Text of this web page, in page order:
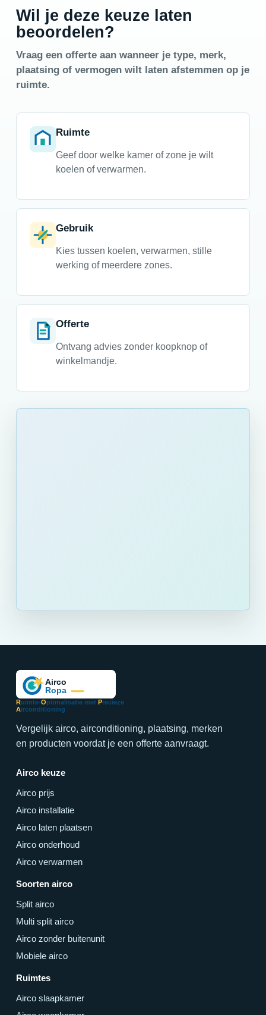
Wil je deze keuze laten
beoordelen?
Vraag een offerte aan wanneer je type, merk,
plaatsing of vermogen wilt laten afstemmen op je
ruimte.
Ruimte
Geef door welke kamer of zone je wilt
koelen of verwarmen.
Gebruik
Kies tussen koelen, verwarmen, stille
werking of meerdere zones.
Offerte
Ontvang advies zonder koopknop of
winkelmandje.
Ruimte-Optimalisatie met Precieze
Airconditioning
Vergelijk airco, airconditioning, plaatsing, merken
en producten voordat je een offerte aanvraagt.
Airco keuze
Airco prijs
Airco installatie
Airco laten plaatsen
Airco onderhoud
Airco verwarmen
Soorten airco
Split airco
Multi split airco
Airco zonder buitenunit
Mobiele airco
Ruimtes
Airco slaapkamer